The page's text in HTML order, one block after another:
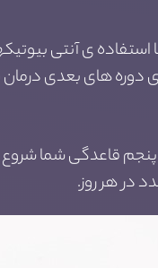
دوره های بعدی
در هر روز.